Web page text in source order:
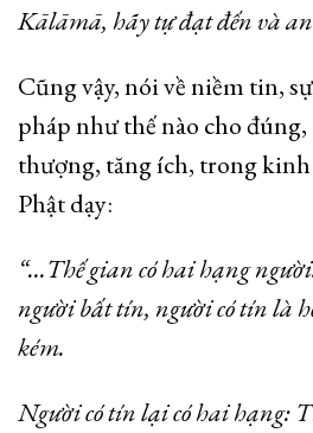
Kālāmā, hãy tự đạt đến và
Cũng vậy, nói về niềm tin,
pháp như thế nào cho
thượng, tăng ích, trong
Phật dạy:
“…Thế gian có hai hạng
người bất tín, người có tín là
kém.
Người có tín lại có hai hạng: